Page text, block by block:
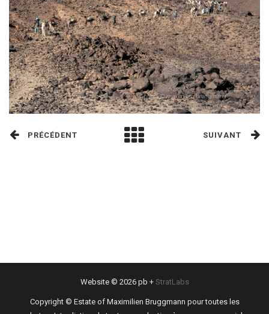
PRÉCÉDENT SUIVANT
Website © 2026 pb + StratLabs
Copyright © Estate of Maximilien Bruggmann pour toutes les